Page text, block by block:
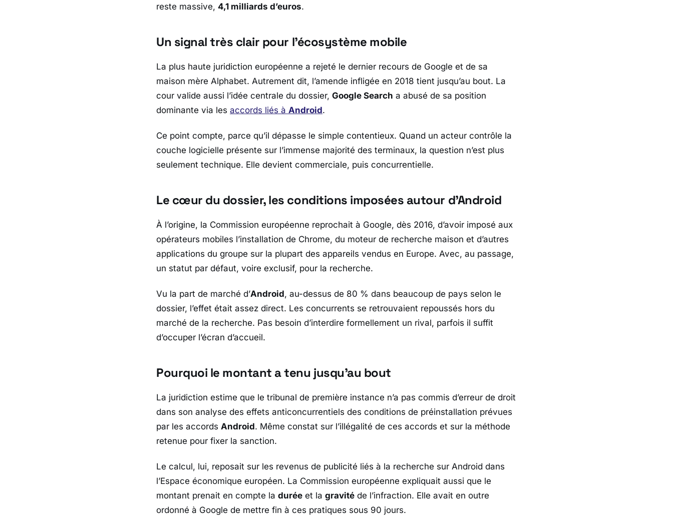
reste massive, 4,1 milliards d’euros.
Un signal très clair pour l’écosystème mobile
La plus haute juridiction européenne a rejeté le dernier recours de Google et de sa
maison mère Alphabet. Autrement dit, l’amende infligée en 2018 tient jusqu’au bout. La
cour valide aussi l’idée centrale du dossier, Google Search a abusé de sa position
dominante via les accords liés à Android.
Ce point compte, parce qu’il dépasse le simple contentieux. Quand un acteur contrôle la
couche logicielle présente sur l’immense majorité des terminaux, la question n’est plus
seulement technique. Elle devient commerciale, puis concurrentielle.
Le cœur du dossier, les conditions imposées autour d’Android
À l’origine, la Commission européenne reprochait à Google, dès 2016, d’avoir imposé aux
opérateurs mobiles l’installation de Chrome, du moteur de recherche maison et d’autres
applications du groupe sur la plupart des appareils vendus en Europe. Avec, au passage,
un statut par défaut, voire exclusif, pour la recherche.
Vu la part de marché d’Android, au-dessus de 80 % dans beaucoup de pays selon le
dossier, l’effet était assez direct. Les concurrents se retrouvaient repoussés hors du
marché de la recherche. Pas besoin d’interdire formellement un rival, parfois il suffit
d’occuper l’écran d’accueil.
Pourquoi le montant a tenu jusqu’au bout
La juridiction estime que le tribunal de première instance n’a pas commis d’erreur de droit
dans son analyse des effets anticoncurrentiels des conditions de préinstallation prévues
par les accords Android. Même constat sur l’illégalité de ces accords et sur la méthode
retenue pour fixer la sanction.
Le calcul, lui, reposait sur les revenus de publicité liés à la recherche sur Android dans
l’Espace économique européen. La Commission européenne expliquait aussi que le
montant prenait en compte la durée et la gravité de l’infraction. Elle avait en outre
ordonné à Google de mettre fin à ces pratiques sous 90 jours.